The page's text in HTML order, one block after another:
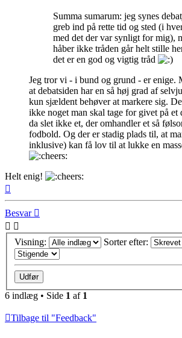
Summa sumarum: jeg synes
greb ind på rette tid og sted (i
med det der var synligt for mig),
håber ikke tråden går helt stille
det er en god og vigtig tråd
Jeg tror vi - i bund og grund - er enige.
at debatsiden har en så høj grad af
kun sjældent behøver at markere sig.
ikke noget man skal tage for givet på et
da slet ikke et, der omhandler et så
fodbold. Og der er stadig plads til, at
inklusive) kan få lov til at lukke en
Helt enig!
Besvar
Visning: Sorter efter:
6 indlæg • Side 1 af 1
Tilbage til "Feedback"